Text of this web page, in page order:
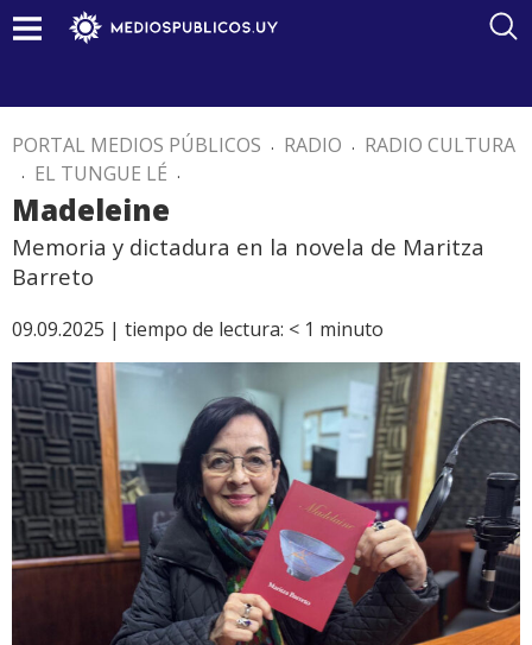
PORTAL MEDIOS PÚBLICOS . RADIO . RADIO CULTURA
. EL TUNGUE LÉ .
Madeleine
Memoria y dictadura en la novela de Maritza
Barreto
09.09.2025 | tiempo de lectura: < 1 minuto